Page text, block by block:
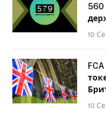
560
10
10